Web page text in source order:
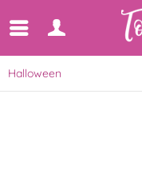
Halloween